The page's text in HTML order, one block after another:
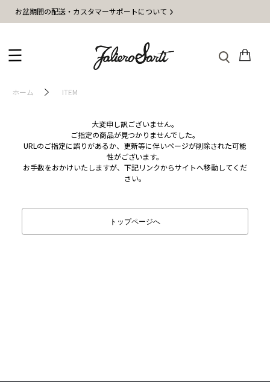
お盆期間の配送・カスタマーサポートについて
ホーム ITEM
大変申し訳ございません。
ご指定の商品が見つかりませんでした。
URLのご指定に誤りがあるか、更新等に伴いページが削除された可能
性がございます。
お手数をおかけいたしますが、下記リンクからサイトへ移動してくだ
さい。
トップページへ